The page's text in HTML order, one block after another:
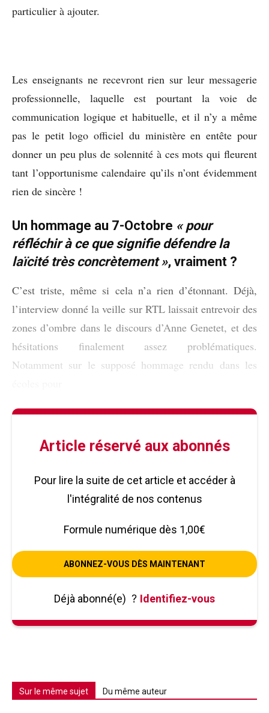
particulier à ajouter.
Les enseignants ne recevront rien sur leur messagerie
professionnelle, laquelle est pourtant la voie de
communication logique et habituelle, et il n’y a même
pas le petit logo officiel du ministère en entête pour
donner un peu plus de solennité à ces mots qui fleurent
tant l’opportunisme calendaire qu’ils n’ont évidemment
rien de sincère !
Un hommage au 7-Octobre « pour
réfléchir à ce que signifie défendre la
laïcité très concrètement », vraiment ?
C’est triste, même si cela n’a rien d’étonnant. Déjà,
l’interview donné la veille sur RTL laissait entrevoir des
zones d’ombre dans le discours d’Anne Genetet, et des
hésitations finalement assez problématiques.
Notamment sur le supposé hommage rendu dans les
Article réservé aux abonnés
Pour lire la suite de cet article et accéder à
l'intégralité de nos contenus
Formule numérique dès 1,00€
ABONNEZ-VOUS DÈS MAINTENANT
Déjà abonné(e) ? Identifiez-vous
Sur le même sujet Du même auteur